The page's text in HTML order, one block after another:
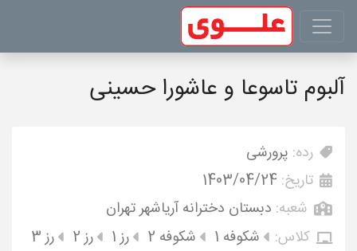
آلبوم تاسوعا و عاشورا حسینی
رده: پرورشی
تاریخ: 1403/04/24
شعبه: دبستان دخترانه آریاشهر تهران
کلاس:
شکوفه 1 شکوفه 2 رز 1 رز 2
رز 3